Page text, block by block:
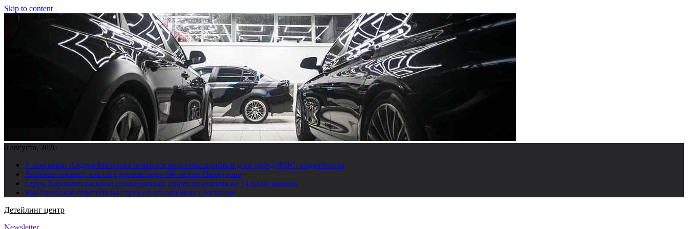
Skip to content
6 августа, 2026
У компании Андрея Малахова появился многомиллионный долг перед ФНС: подробности
Лещенко показал, как сегодня выглядит 96-летняя Пахмутова
Гарик Харламов раскрыл неожиданный секрет похудения на 14 килограммов
Яна Пилецкая ответила на слухи об отношениях с Биланом
Детейлинг центр
Newsletter